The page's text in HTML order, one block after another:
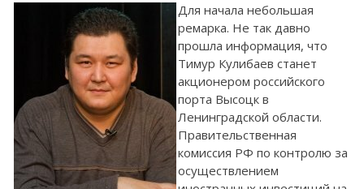
Для начала небольшая
ремарка. Не так давно
прошла информация, что
Тимур Кулибаев станет
акционером российского
порта Высоцк в
Ленинградской области.
Правительственная
комиссия РФ по контролю за
осуществлением